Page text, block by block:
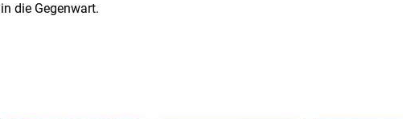
in die Gegenwart.